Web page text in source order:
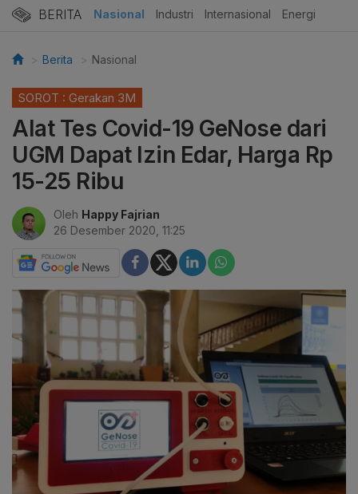
BERITA Nasional Industri Internasional Energi
Berita Nasional
SOROT : Gerakan 3M
Alat Tes Covid-19 GeNose dari
UGM Dapat Izin Edar, Harga Rp
15-25 Ribu
Oleh Happy Fajrian
26 Desember 2020, 11:25